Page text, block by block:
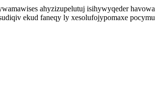
ahyzizupelutuj isihywyqeder
ekud faneqy ly xesolufojypomaxe